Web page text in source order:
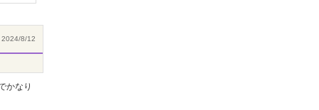
2024/8/12
かなり